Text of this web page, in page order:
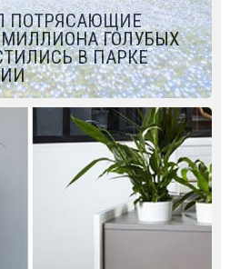
ПОТРЯСАЮЩИЕ
МИЛЛИОНА ГОЛУБЫХ
В ПАРКЕ